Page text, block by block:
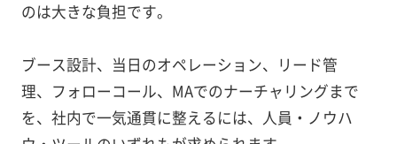
のは大きな負担です。
ブース設計、当日のオペレーション、リード管
理、フォローコール、MAでのナーチャリングまで
を、社内で一気通貫に整えるには、人員・ノウハ